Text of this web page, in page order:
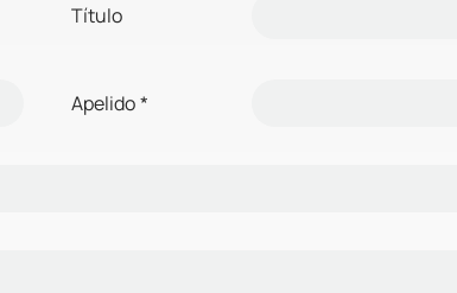
Título
Apelido*